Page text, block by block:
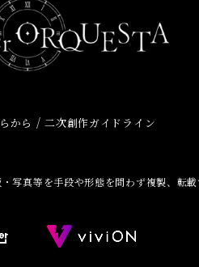
から /二次創作ガイドライン
写真等を手段や形態を問わず複製、転載